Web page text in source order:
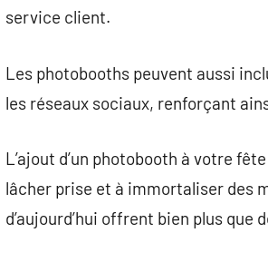
service client.
Les photobooths peuvent aussi
les réseaux sociaux, renforçant
L’ajout d’un photobooth à votre
lâcher prise et à immortaliser des
d’aujourd’hui offrent bien plus que